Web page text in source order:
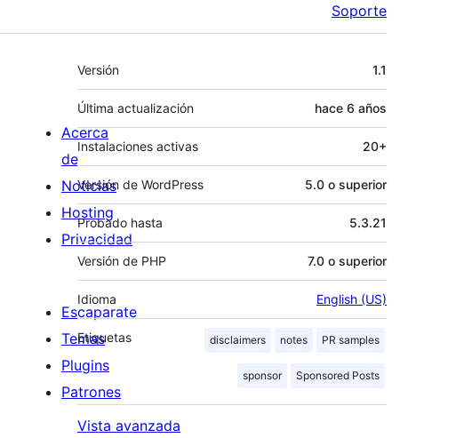
Soporte
Meta
Versión 1.1
Última actualización hace 6 años
Instalaciones activas 20+
Versión de WordPress 5.0 o superior
Probado hasta 5.3.21
Versión de PHP 7.0 o superior
Idioma English (US)
Etiquetas disclaimers notes PR samples
sponsor Sponsored Posts
Vista avanzada
Acerca
de
Noticias
Hosting
Privacidad
Escaparate
Temas
Plugins
Patrones